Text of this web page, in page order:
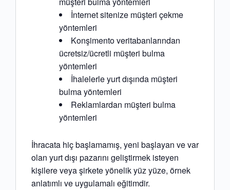
İnternet sitenize müşteri çekme
yöntemleri
Konşimento veritabanlarından
ücretsiz/ücretli müşteri bulma
yöntemleri
İhalelerle yurt dışında müşteri
bulma yöntemleri
Reklamlardan müşteri bulma
yöntemleri
İhracata hiç başlamamış, yeni başlayan ve var
olan yurt dışı pazarını geliştirmek isteyen
kişilere veya şirkete yönelik yüz yüze, örnek
anlatımlı ve uygulamalı eğitimdir.